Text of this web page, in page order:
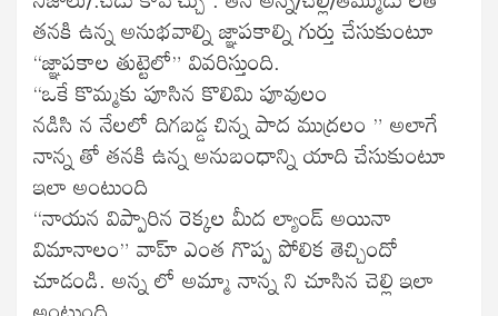
తనకి ఉన్న అనుభవాల్ని జ్ఞాపకాల్ని గుర్తు చేసుకుంటూ
“జ్ఞాపకాల తుట్టెలో” వివరిస్తుంది.
“ఒకే కొమ్మకు పూసిన కొలిమి పూవులం
నడిసి న నేలలో దిగబడ్డ చిన్న పాద ముద్రలం ” అలాగే
నాన్న తో తనకి ఉన్న అనుబంధాన్ని యాది చేసుకుంటూ
ఇలా అంటుంది
“నాయన విప్పారిన రెక్కల మీద ల్యాండ్ అయినా
విమానాలం” వాహ్ ఎంత గొప్ప పోలిక తెచ్చిందో
చూడండి. అన్న లో అమ్మా నాన్న ని చూసిన చెల్లి ఇలా